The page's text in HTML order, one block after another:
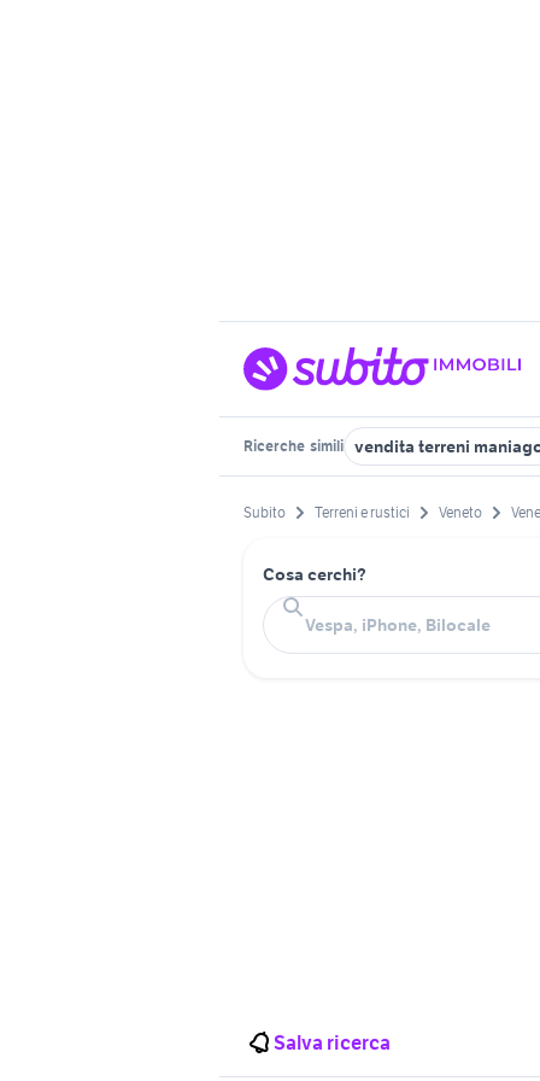
Ricerche simili vendita terreni
Subito Terreni e rustici Veneto
Cosa cerchi?
Salva ricerca